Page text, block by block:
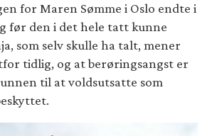
for Maren Sømme i Oslo endte i
før den i det hele tatt kunne
som selv skulle ha talt, mener
tidlig, og at berøringsangst er
til at voldsutsatte som